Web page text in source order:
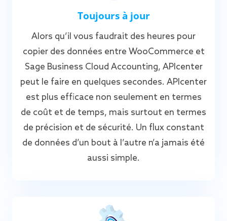
Toujours à jour
Alors qu’il vous faudrait des heures pour
copier des données entre WooCommerce et
Sage Business Cloud Accounting, APIcenter
peut le faire en quelques secondes. APIcenter
est plus efficace non seulement en termes
de coût et de temps, mais surtout en termes
de précision et de sécurité. Un flux constant
de données d’un bout à l’autre n’a jamais été
aussi simple.